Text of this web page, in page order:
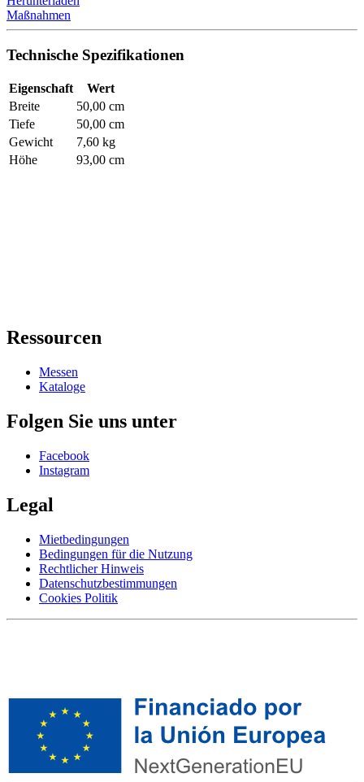
Maßnahmen
Technische Spezifikationen
Eigenschaft
Wert
Breite
50,00 cm
Tiefe
50,00 cm
Gewicht
7,60 kg
Höhe
93,00 cm
Ressourcen
Messen
Kataloge
Folgen Sie uns unter
Facebook
Instagram
Legal
Mietbedingungen
Bedingungen für die Nutzung
Rechtlicher Hinweis
Datenschutzbestimmungen
Cookies Politik